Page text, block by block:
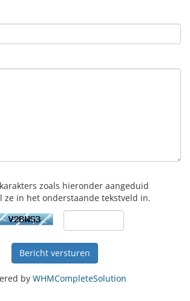
zoals hieronder aangeduid
ze in het onderstaande tekstveld in.
Bericht versturen
by WHMCompleteSolution